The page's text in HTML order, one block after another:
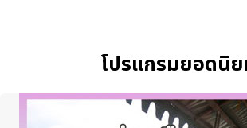
โปรแกรมยอดนิ